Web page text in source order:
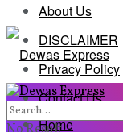
About Us
DISCLAIMER
Privacy Policy
Contact Us
Home